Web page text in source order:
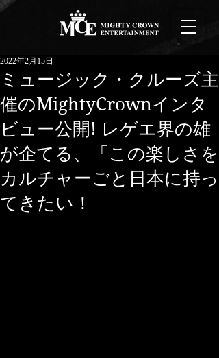
ミュージック・クルーズ主
催のMightyCrownインタ
ビュー公開! レゲエ界の雄
が企てる、「この楽しさを
カルチャーごと日本に持っ
てきたい！
2022年2月15日